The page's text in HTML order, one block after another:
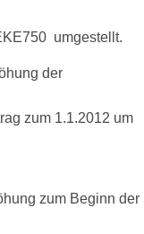
umgestellt.
der
zum 1.1.2012 um
zum Beginn der